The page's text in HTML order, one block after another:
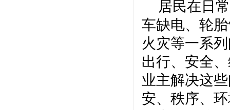
居民在日
车缺电、轮
火灾等一系
出行、安全
业主解决这
安、秩序、